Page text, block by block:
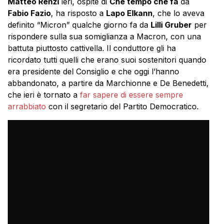
Fabio Fazio, ha risposto a Lapo Elkann, che lo aveva
definito “Micron” qualche giorno fa da Lilli Gruber per
rispondere sulla sua somiglianza a Macron, con una
battuta piuttosto cattivella. Il conduttore gli ha
ricordato tutti quelli che erano suoi sostenitori quando
era presidente del Consiglio e che oggi l’hanno
abbandonato, a partire da Marchionne e De Benedetti,
che ieri è tornato a far sapere di essere sempre
arrabbiato con il segretario del Partito Democratico.